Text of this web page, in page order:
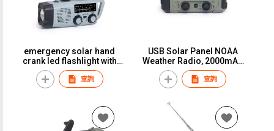
emergency solar hand
crank led flashlight with
USB portable radio am fm
查詢
USB Solar Panel NOAA
Weather Radio, 2000mAh
Portable Power Bank AM
Weather Radio
查詢